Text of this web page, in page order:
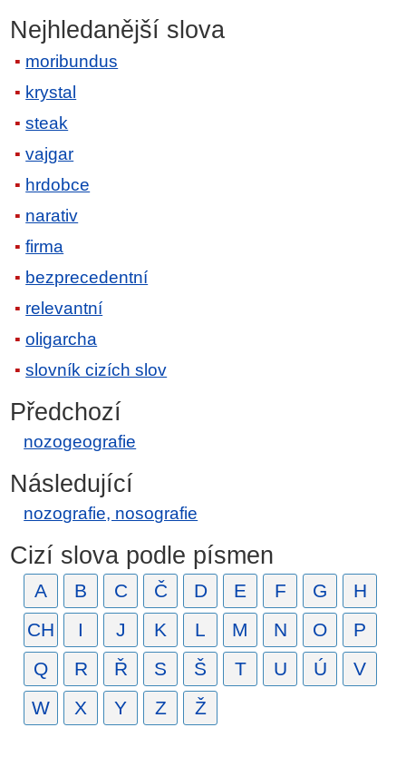
Nejhledanější slova
moribundus
krystal
steak
vajgar
hrdobce
narativ
firma
bezprecedentní
relevantní
oligarcha
slovník cizích slov
Předchozí
nozogeografie
Následující
nozografie, nosografie
Cizí slova podle písmen
A B C Č D E F G
H
CH
I J K L M N O
P
Q
R Ř S Š T U Ú
V
W
X Y Z Ž